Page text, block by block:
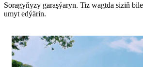
Soragyňyzy garaşýaryn. Tiz wagtda siziň
umyt edýärin.